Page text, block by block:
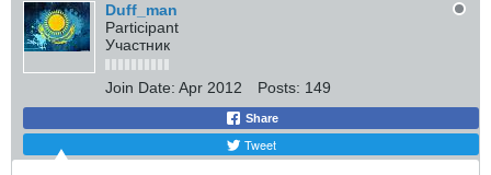
Duff_man
Participant
Участник
Join Date: Apr 2012 Posts: 149
Share
Tweet